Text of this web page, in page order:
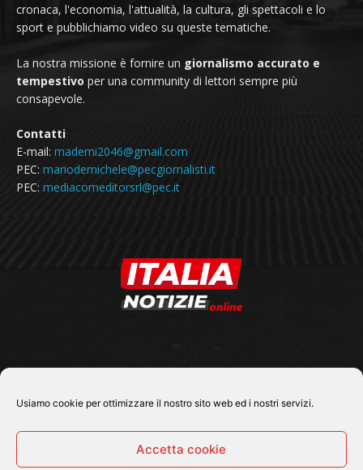
Usiamo cookie per ottimizzare il nostro sito web ed i nostri servizi.
Accetta cookie
cronaca, l'economia, l'attualità, la cultura, gli spettacoli e lo
sport e pubblichiamo video su queste tematiche.
La nostra missione è fornire un giornalismo accurato e
tempestivo per una community di lettori sempre più
consapevole.
Contatti
E-mail: mademi2046@gmail.com
PEC: mariodemichele@pecgiornalisti.it
PEC: mediacomeditorsrl@pec.it
SEGUICI SU